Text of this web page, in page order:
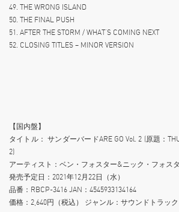
49. THE WRONG ISLAND
50. THE FINAL PUSH
51. AFTER THE STORM / WHAT’S COMING NEXT
52. CLOSING TITLES – MINOR VERSION
【国内盤】
タイトル： サンダーバードARE GO Vol. 2 (原題：
2)
アーティスト：ベン・フォスター&ニック・フォス
発売予定日：2021年12月22日（水）
品番：RBCP-3416 JAN：4545933134164
価格：2,640円（税込） ジャンル：サウンドトラック